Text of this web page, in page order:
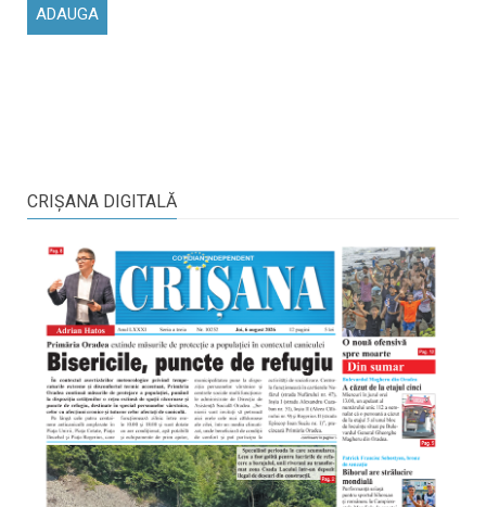
CRIŞANA DIGITALĂ